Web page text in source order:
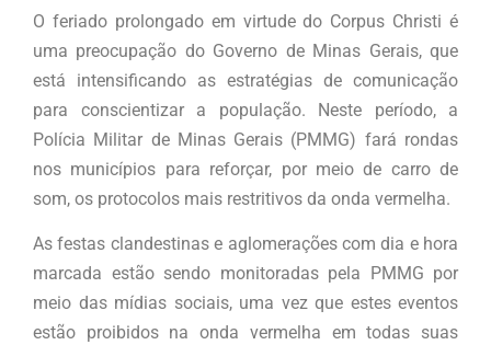
O feriado prolongado em virtude do Corpus Christi é
uma preocupação do Governo de Minas Gerais, que
está intensificando as estratégias de comunicação
para conscientizar a população. Neste período, a
Polícia Militar de Minas Gerais (PMMG) fará rondas
nos municípios para reforçar, por meio de carro de
som, os protocolos mais restritivos da onda vermelha.
As festas clandestinas e aglomerações com dia e hora
marcada estão sendo monitoradas pela PMMG por
meio das mídias sociais, uma vez que estes eventos
estão proibidos na onda vermelha em todas suas